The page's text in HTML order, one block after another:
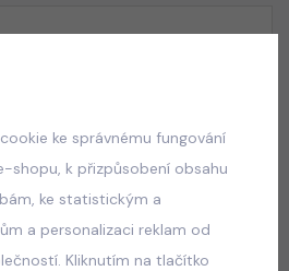
PINK
ke správnému fungování
shopu, k přizpůsobení obsahu
ke statistickým a
a personalizaci reklam od
Kliknutím na tlačítko